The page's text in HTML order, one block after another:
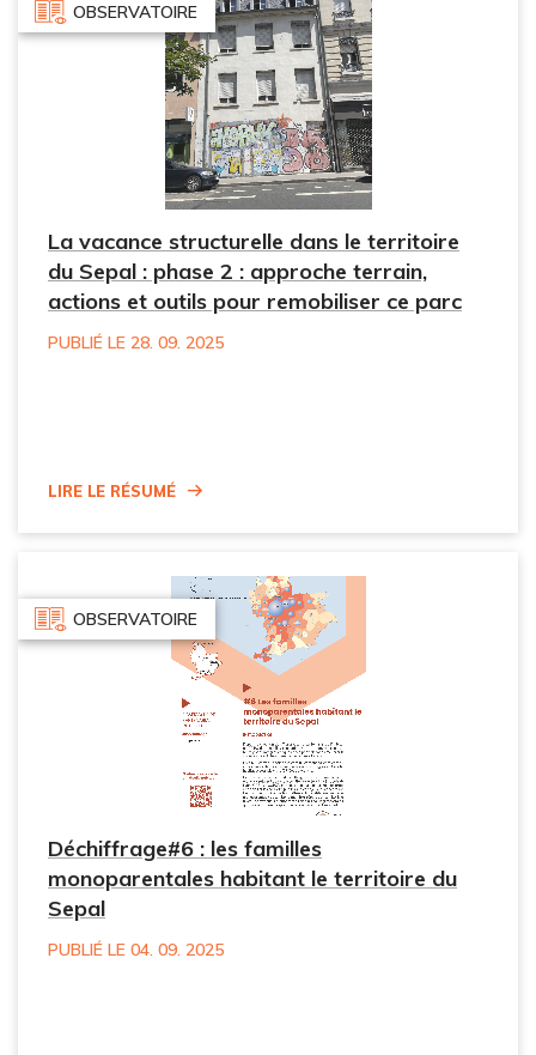
OBSERVATOIRE
La vacance structurelle dans le territoire
du Sepal : phase 2 : approche terrain,
actions et outils pour remobiliser ce parc
PUBLIÉ LE 28. 09. 2025
Lire le résumé
OBSERVATOIRE
Déchiffrage#6 : les familles
monoparentales habitant le territoire du
Sepal
PUBLIÉ LE 04. 09. 2025